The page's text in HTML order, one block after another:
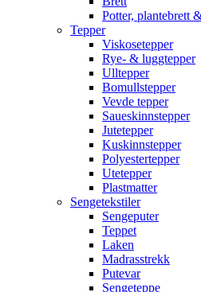
Potter, plantebrett
Tepper
Viskosetepper
Rye- & luggtepper
Ulltepper
Bomullstepper
Vevde tepper
Saueskinnstepper
Jutetepper
Kuskinnstepper
Polyestertepper
Utetepper
Plastmatter
Sengetekstiler
Sengeputer
Teppet
Laken
Madrasstrekk
Putevar
Sengeteppe